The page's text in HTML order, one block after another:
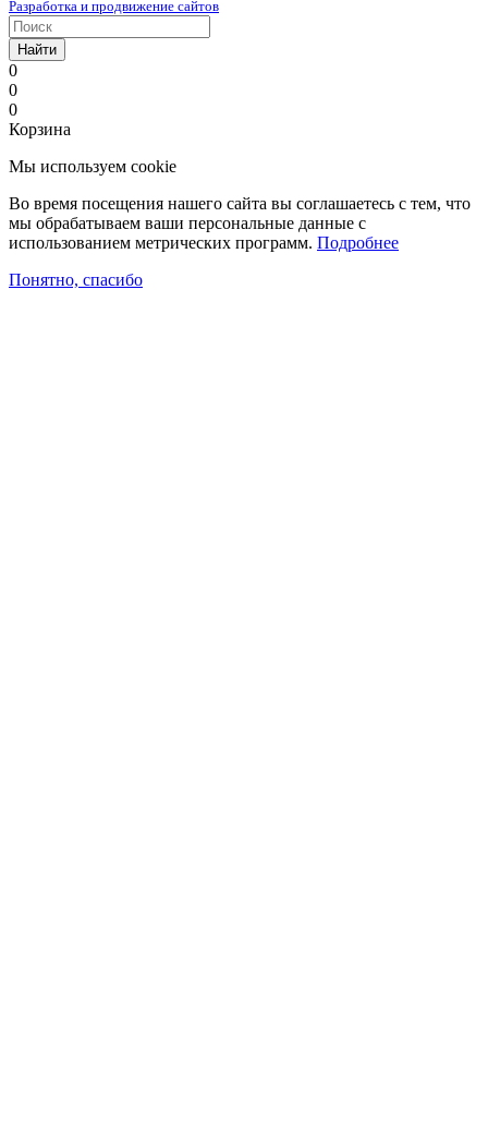
Разработка и продвижение сайтов
Найти
0
0
0
Корзина
Мы используем cookie
Во время посещения нашего сайта вы соглашаетесь с тем, что
мы обрабатываем ваши персональные данные с
использованием метрических программ. Подробнее
Понятно, спасибо